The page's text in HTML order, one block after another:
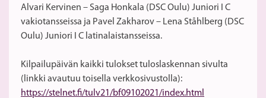
Alvari Kervinen – Saga Honkala (DSC Oulu) Juniori I C
vakiotansseissa ja Pavel Zakharov – Lena Ståhlberg (DSC
Oulu) Juniori I C latinalaistansseissa.
Kilpailupäivän kaikki tulokset tuloslaskennan sivulta
(linkki avautuu toisella verkkosivustolla):
https://stelnet.fi/tulv21/bf09102021/index.html